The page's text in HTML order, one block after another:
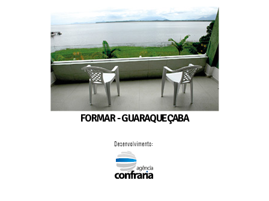
FORMAR - GUARAQUEÇABA